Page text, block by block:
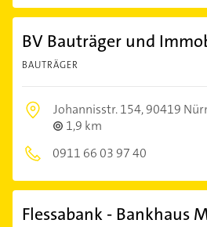
BV Bauträger und
BAUTRÄGER
Johannisstr. 154,90419
1,9 km
0911 66 03 97 40
Flessabank - Bankhaus